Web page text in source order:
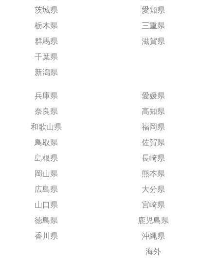
茨城県
栃木県
群馬県
千葉県
新潟県
愛知県
三重県
滋賀県
兵庫県
奈良県
和歌山県
鳥取県
島根県
岡山県
広島県
山口県
徳島県
香川県
愛媛県
高知県
福岡県
佐賀県
長崎県
熊本県
大分県
宮崎県
鹿児島県
沖縄県
海外